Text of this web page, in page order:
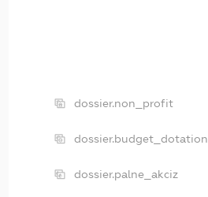
dossier.non_profit
dossier.budget_dotation
dossier.palne_akciz